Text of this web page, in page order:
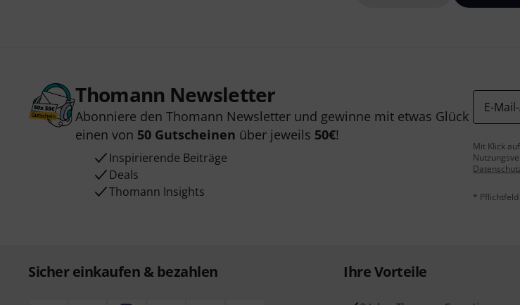
Thomann Newsletter
Abonniere den Thomann Newsletter und gewinne mit etwas Glück
einen von 50 Gutscheinen über jeweils 50€!
Inspirierende Beiträge
Deals
Thomann Insights
E-
Mit Klick
* Pflichtfeld
Sicher einkaufen & bezahlen Ihre Vorteile